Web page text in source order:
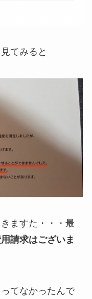
てみると
ますた・・・最
請求はございま
てなかったんで